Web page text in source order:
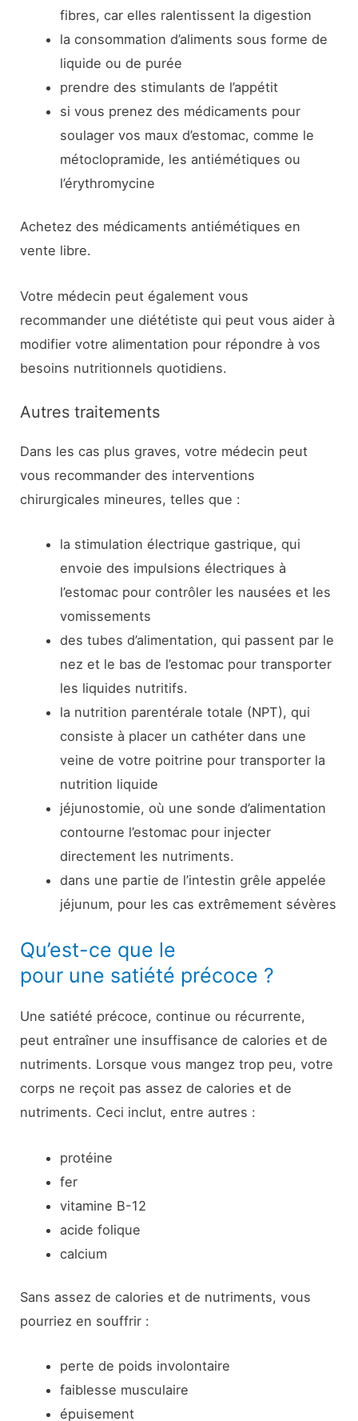
fibres, car elles ralentissent la digestion
la consommation d’aliments sous forme de
liquide ou de purée
prendre des stimulants de l’appétit
si vous prenez des médicaments pour
soulager vos maux d’estomac, comme le
métoclopramide, les antiémétiques ou
l’érythromycine
Achetez des médicaments antiémétiques en
vente libre.
Votre médecin peut également vous
recommander une diététiste qui peut vous aider à
modifier votre alimentation pour répondre à vos
besoins nutritionnels quotidiens.
Autres traitements
Dans les cas plus graves, votre médecin peut
vous recommander des interventions
chirurgicales mineures, telles que :
la stimulation électrique gastrique, qui
envoie des impulsions électriques à
l’estomac pour contrôler les nausées et les
vomissements
des tubes d’alimentation, qui passent par le
nez et le bas de l’estomac pour transporter
les liquides nutritifs.
la nutrition parentérale totale (NPT), qui
consiste à placer un cathéter dans une
veine de votre poitrine pour transporter la
nutrition liquide
jéjunostomie, où une sonde d’alimentation
contourne l’estomac pour injecter
directement les nutriments.
dans une partie de l’intestin grêle appelée
jéjunum, pour les cas extrêmement sévères
Qu’est-ce que le
pour une satiété précoce ?
Une satiété précoce, continue ou récurrente,
peut entraîner une insuffisance de calories et de
nutriments. Lorsque vous mangez trop peu, votre
corps ne reçoit pas assez de calories et de
nutriments. Ceci inclut, entre autres :
protéine
fer
vitamine B-12
acide folique
calcium
Sans assez de calories et de nutriments, vous
pourriez en souffrir :
perte de poids involontaire
faiblesse musculaire
épuisement